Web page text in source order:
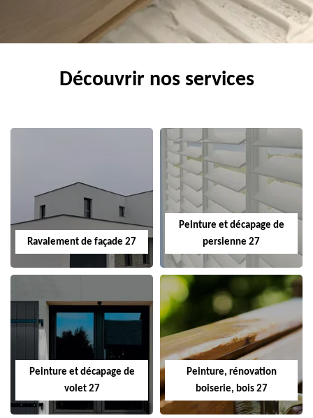
Découvrir nos services
Ravalement de façade 27
Peinture et décapage de
persienne 27
Peinture et décapage de
volet 27
Peinture, rénovation
boiserie, bois 27